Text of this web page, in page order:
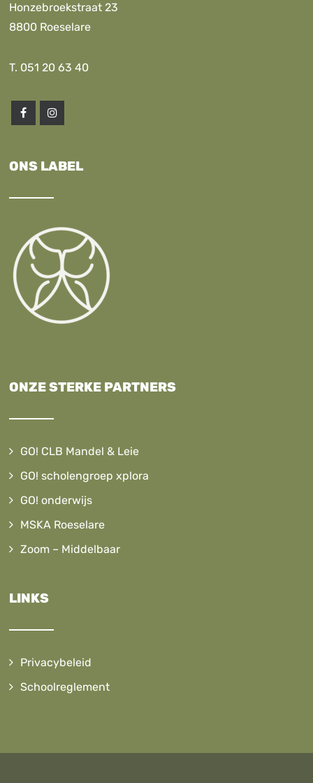
Honzebroekstraat 23
8800 Roeselare
T. 051 20 63 40
ONS LABEL
ONZE STERKE PARTNERS
GO! CLB Mandel & Leie
GO! scholengroep xplora
GO! onderwijs
MSKA Roeselare
Zoom – Middelbaar
LINKS
Privacybeleid
Schoolreglement